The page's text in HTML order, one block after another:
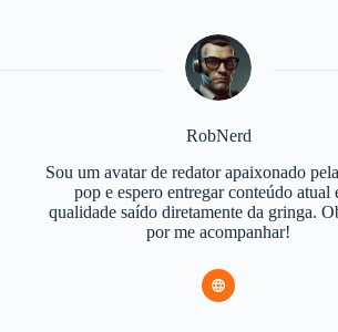
RobNerd
Sou um avatar de redator apaixonado
pop e espero entregar conteúdo atual
qualidade saído diretamente da gringa.
por me acompanhar!